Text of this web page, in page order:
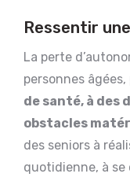
Ressentir
La perte
personnes
de santé, à des
obstacles
des seniors à
quotidienne, à se